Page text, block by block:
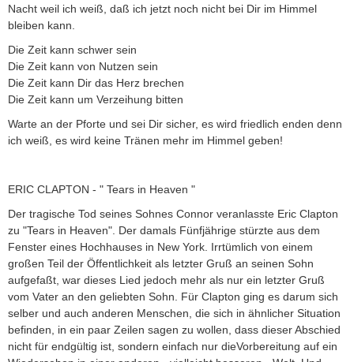
Nacht weil ich weiß, daß ich jetzt noch nicht bei Dir im Himmel
bleiben kann.
Die Zeit kann schwer sein
Die Zeit kann von Nutzen sein
Die Zeit kann Dir das Herz brechen
Die Zeit kann um Verzeihung bitten
Warte an der Pforte und sei Dir sicher, es wird friedlich enden denn
ich weiß, es wird keine Tränen mehr im Himmel geben!
ERIC CLAPTON - " Tears in Heaven "
Der tragische Tod seines Sohnes Connor veranlasste Eric Clapton
zu "Tears in Heaven". Der damals Fünfjährige stürzte aus dem
Fenster eines Hochhauses in New York. Irrtümlich von einem
großen Teil der Öffentlichkeit als letzter Gruß an seinen Sohn
aufgefaßt, war dieses Lied jedoch mehr als nur ein letzter Gruß
vom Vater an den geliebten Sohn. Für Clapton ging es darum sich
selber und auch anderen Menschen, die sich in ähnlicher Situation
befinden, in ein paar Zeilen sagen zu wollen, dass dieser Abschied
nicht für endgültig ist, sondern einfach nur dieVorbereitung auf ein